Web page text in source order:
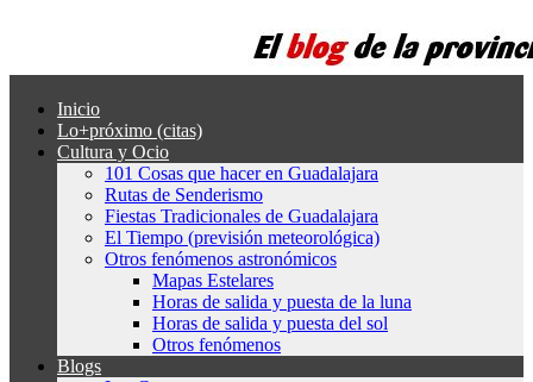
Inicio
Lo+próximo (citas)
Cultura y Ocio
101 Cosas que hacer en Guadalajara
Rutas de Senderismo
Fiestas Tradicionales de Guadalajara
El Tiempo (previsión meteorológica)
Otros fenómenos astronómicos
Mapas Estelares
Horas de salida y puesta de la luna
Horas de salida y puesta del sol
Otros fenómenos
Blogs